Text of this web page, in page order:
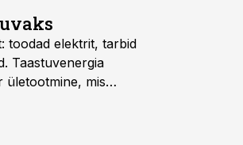
toodad elektrit, tarbid
Taastuvenergia
ületootmine, mis